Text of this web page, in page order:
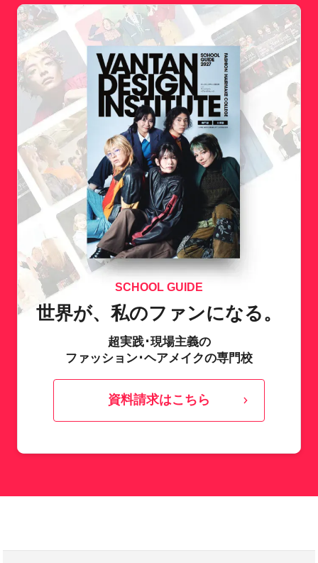
SCHOOL GUIDE
世界が、私のファンになる。
超実践･現場主義の
ファッション･ヘアメイクの専門校
資料請求はこちら